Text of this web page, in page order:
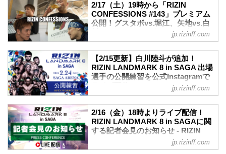
2/17（土）19時から「RIZIN
CONFESSIONS #143」プレミアム
公開！グスタボvs.堀江、矢地vs.白
川の2カードのエピソードを収録！ -
RIZIN FIGHTING FEDERATION オ
フィシャルサイト
選手が真実を「告白」するオリジナルド
キュメンタリー番組「RIZIN
CONFESSIONS」の新エピソード#143
が、本日2月17日（土）19時より配信スタ
2024年開幕戦メインイベント！ルイス・
グスタボvs.堀江圭功
昨年フェザー級からライト級に階級を上
げ勝利し、今回がライト級2戦目となる堀
江圭功。試合前最後の“晩餐”の日、堀江は
jp.rizinff.com
【2/15更新】白川陸斗が追加！
RIZIN LANDMARK 8 in SAGA 出場
選手の公開練習を公式Instagramで
ライブ配信！ - RIZIN FIGHTING
FEDERATION オフィシャルサイト
2月14日（水）よりRIZIN LANDMARK 8
in SAGAに出場する選手たちの公開練習
が実施されることが決定したぞ！
公開練習の様子はRIZIN FF公式Instagram
アカウントでライブ配信される予定だ！
jp.rizinff.com
2/16（金）18時よりライブ配信！
RIZIN LANDMARK 8 in SAGAに関
する記者会見のお知らせ - RIZIN
FIGHTING FEDERATION オフィシ
ャルサイト
jp.rizinff.com